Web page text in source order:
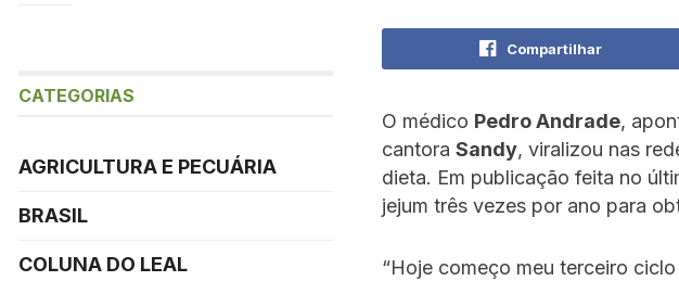
Compartilhar
O médico Pedro Andrade,
cantora Sandy, viralizou nas
dieta. Em publicação feita no
jejum três vezes por ano para
“Hoje começo meu terceiro
CATEGORIAS
AGRICULTURA E PECUÁRIA
BRASIL
COLUNA DO LEAL